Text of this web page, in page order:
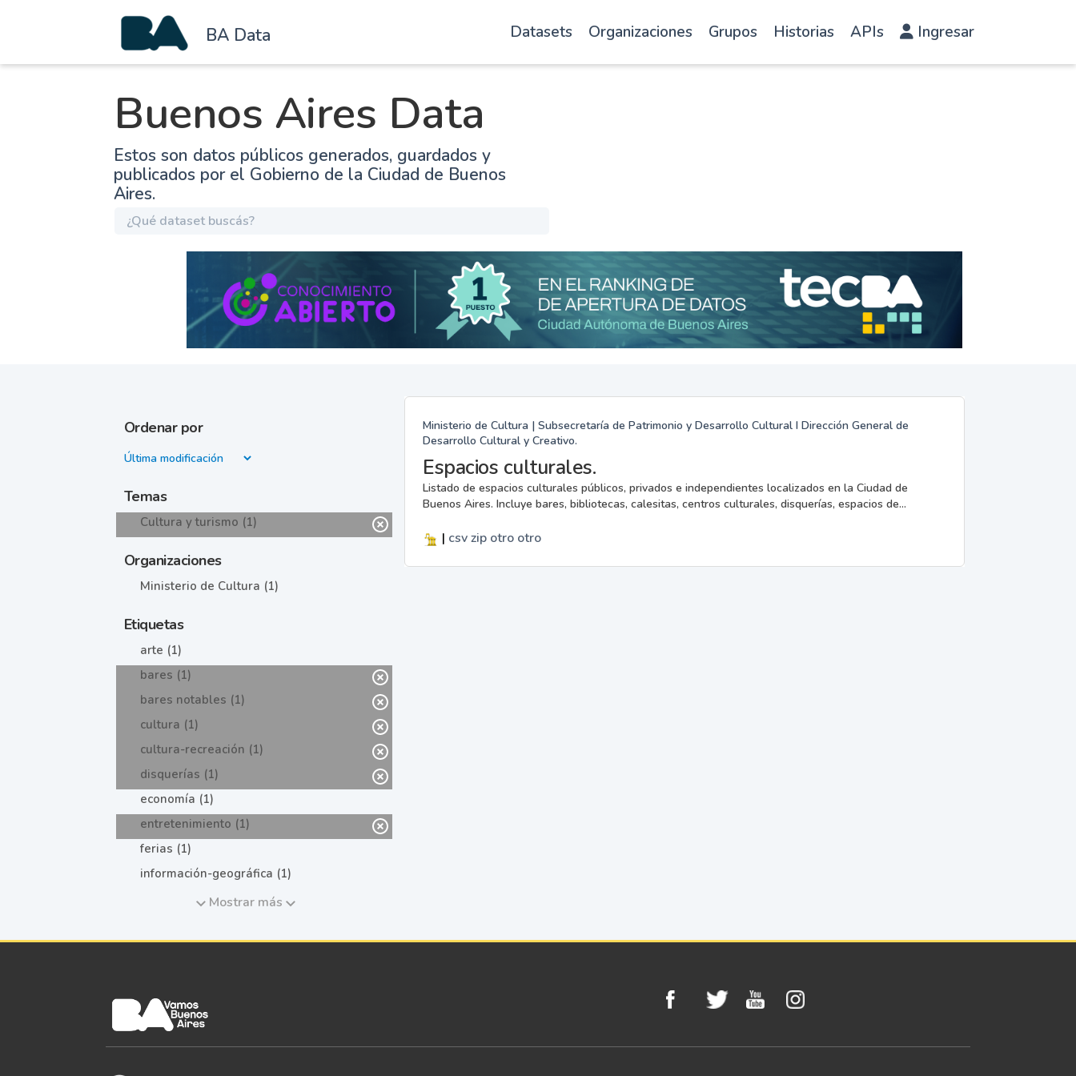
BA Data Datasets Organizaciones Grupos Historias APIs Ingresar
Buenos Aires Data
Estos son datos públicos generados, guardados y
publicados por el Gobierno de la Ciudad de Buenos
Aires.
Ordenar por
Temas
Cultura y turismo (1)
Organizaciones
Ministerio de Cultura (1)
Etiquetas
arte (1)
bares (1)
bares notables (1)
cultura (1)
cultura-recreación (1)
disquerías (1)
economía (1)
entretenimiento (1)
ferias (1)
información-geográfica (1)
Mostrar más
Ministerio de Cultura | Subsecretaría de Patrimonio y Desarrollo Cultural I Dirección General de
Desarrollo Cultural y Creativo.
Espacios culturales.
Listado de espacios culturales públicos, privados e independientes localizados en la Ciudad de
Buenos Aires. Incluye bares, bibliotecas, calesitas, centros culturales, disquerías, espacios de...
| csvzip otro otro